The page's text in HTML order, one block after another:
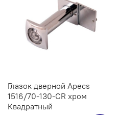
Глазок дверной Apecs
1516/70-130-CR хром
Квадратный